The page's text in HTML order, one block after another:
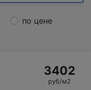
по цене
3402
руб/м2